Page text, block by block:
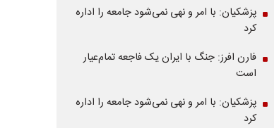
پزشکیان: با امر و نهی نمی‌شود جامعه را اداره
کرد
فارن افرز: جنگ با ایران یک فاجعه تمام‌عیار
است
پزشکیان: با امر و نهی نمی‌شود جامعه را اداره
کرد